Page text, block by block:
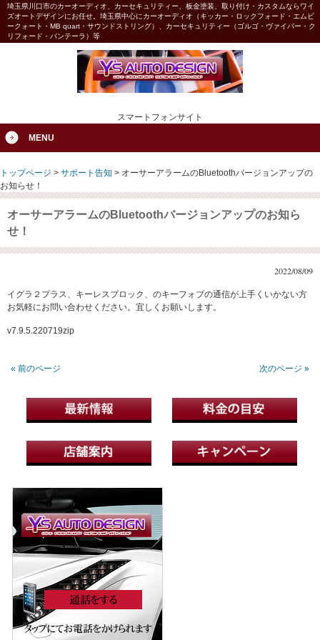
埼玉県川口市のカーオーディオ、カーセキュリティー、板金塗装、取り付け・カスタムならワイ
ズオートデザインにお任せ。埼玉県中心にカーオーディオ（キッカー・ロックフォード・エムビ
ークォート・MB quart・サウンドストリング）、カーセキュリティー（ゴルゴ・ヴァイパー・ク
リフォード・パンテーラ）等
スマートフォンサイト
MENU
トップページ > サポート告知 > オーサーアラームのBluetoothバージョンアップの
お知らせ！
オーサーアラームのBluetoothバージョンアップのお知ら
せ！
2022/08/09
イグラ２プラス、キーレスブロック、のキーフォブの通信が上手くいかない方
お気軽にお問い合わせください。宜しくお願いします。
v7.9.5.220719zip
« 前のページ 次のページ »